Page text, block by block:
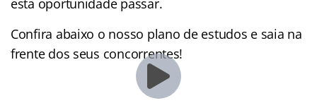
esta oportunidade passar.
Confira abaixo o nosso plano de estudos e saia na
frente dos seus concorrentes!